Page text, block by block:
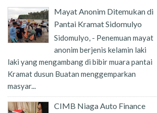
Mayat Anonim Ditemukan di
Pantai Kramat Sidomulyo
Sidomulyo, - Penemuan mayat
anonim berjenis kelamin laki
laki yang mengambang di bibir muara pantai
Kramat dusun Buatan menggemparkan
masyar...
CIMB Niaga Auto Finance